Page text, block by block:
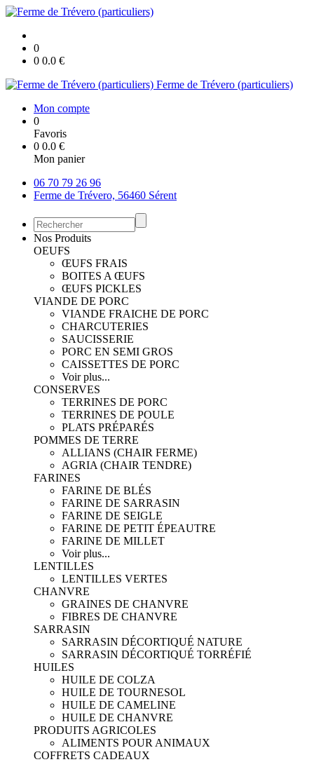
0
0 0.0 €
Ferme de Trévero (particuliers)
Mon compte
0
Favoris
0 0.0 €
Mon panier
06 70 79 26 96
Ferme de Trévero, 56460 Sérent
Nos Produits
OEUFS
ŒUFS FRAIS
BOITES A ŒUFS
ŒUFS PICKLES
VIANDE DE PORC
VIANDE FRAICHE DE PORC
CHARCUTERIES
SAUCISSERIE
PORC EN SEMI GROS
CAISSETTES DE PORC
Voir plus...
CONSERVES
TERRINES DE PORC
TERRINES DE POULE
PLATS PRÉPARÉS
POMMES DE TERRE
ALLIANS (CHAIR FERME)
AGRIA (CHAIR TENDRE)
FARINES
FARINE DE BLÉS
FARINE DE SARRASIN
FARINE DE SEIGLE
FARINE DE PETIT ÉPEAUTRE
FARINE DE MILLET
Voir plus...
LENTILLES
LENTILLES VERTES
CHANVRE
GRAINES DE CHANVRE
FIBRES DE CHANVRE
SARRASIN
SARRASIN DÉCORTIQUÉ NATURE
SARRASIN DÉCORTIQUÉ TORRÉFIÉ
HUILES
HUILE DE COLZA
HUILE DE TOURNESOL
HUILE DE CAMELINE
HUILE DE CHANVRE
PRODUITS AGRICOLES
ALIMENTS POUR ANIMAUX
COFFRETS CADEAUX